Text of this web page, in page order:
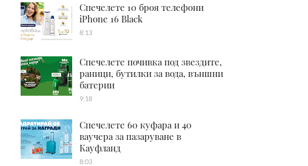
Спечелете 10 броя телефони
iPhone 16 Black
8:13
Спечелете почивка под звездите,
раници, бутилки за вода, външни
батерии
9:18
Спечелете 60 куфара и 40
ваучера за пазаруване в
Кауфланд
8:03